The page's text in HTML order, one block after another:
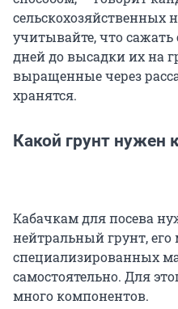
сельскохозяйственных
учитывайте, что сажать
дней до высадки их на
выращенные через
хранятся.
Какой грунт нужен
Кабачкам для посева
нейтральный грунт,
специализированных
самостоятельно. Для
много компонентов.